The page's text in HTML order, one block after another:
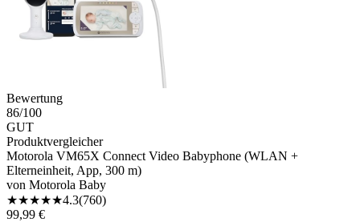
Bewertung
86/100
GUT
Produktvergleicher
Motorola VM65X Connect Video Babyphone (WLAN +
Elterneinheit, App, 300 m)
von Motorola Baby
★★★★★4.3(760)
99,99 €